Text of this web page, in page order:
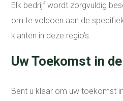
Elk bedrijf wordt zorgvuldig
om te voldoen aan de
klanten in deze regio’s.
Uw Toekomst in
Bent u klaar om uw toekomst